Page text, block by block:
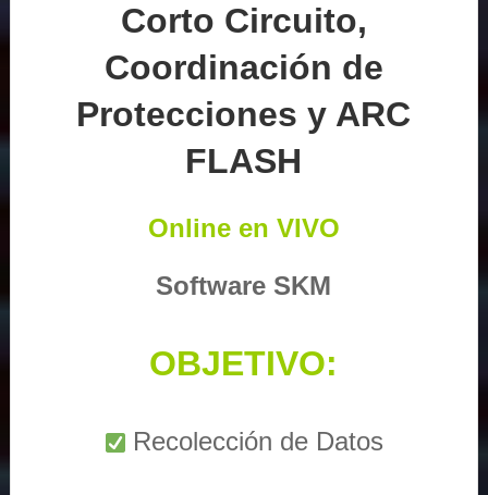
Corto Circuito,
Coordinación de
Protecciones y ARC
FLASH
Online en VIVO
Software SKM
OBJETIVO:
Recolección de Datos